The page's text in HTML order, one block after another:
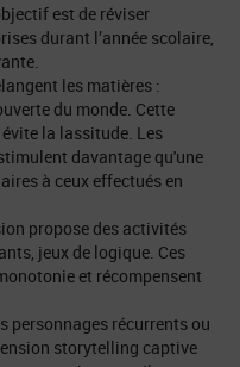
est de réviser
durant l’année scolaire,
les matières :
du monde. Cette
la lassitude. Les
davantage qu'une
à ceux effectués en
propose des activités
jeux de logique. Ces
et récompensent
personnages récurrents ou
storytelling captive